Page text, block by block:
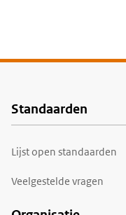
Voet
Standaarden
Lijst open standaarden
Veelgestelde vragen